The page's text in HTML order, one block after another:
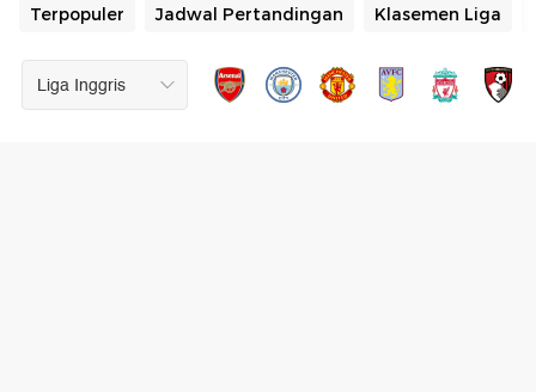
Terpopuler Jadwal Pertandingan Klasemen Liga